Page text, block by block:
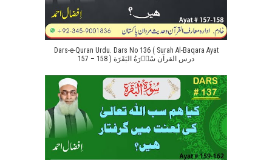
Dars-e-Quran Urdu. Dars No 136 ( Surah Al-Baqara Ayat
157 – 158 ) درس القرآن سُوۡرَةُ البَقَرَة